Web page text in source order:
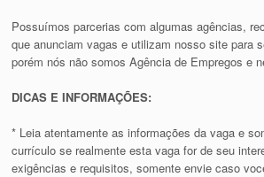
Possuímos parcerias com algumas agências,
que anunciam vagas e utilizam nosso site para
porém nós não somos Agência de Empregos e
DICAS E INFORMAÇÕES:
* Leia atentamente as informações da vaga e
currículo se realmente esta vaga for de seu
exigências e requisitos, somente envie caso